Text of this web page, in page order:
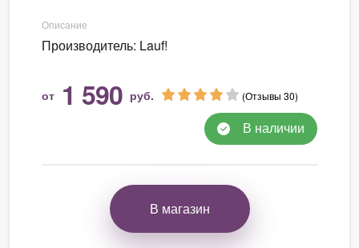
Описание
Производитель: Lauf!
от 1 590 руб. (Отзывы 30)
В наличии
В магазин